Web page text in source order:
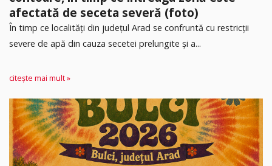
afectată de seceta severă (foto)
În timp ce localități din județul Arad se confruntă cu restricții
severe de apă din cauza secetei prelungite și a...
citește mai mult »